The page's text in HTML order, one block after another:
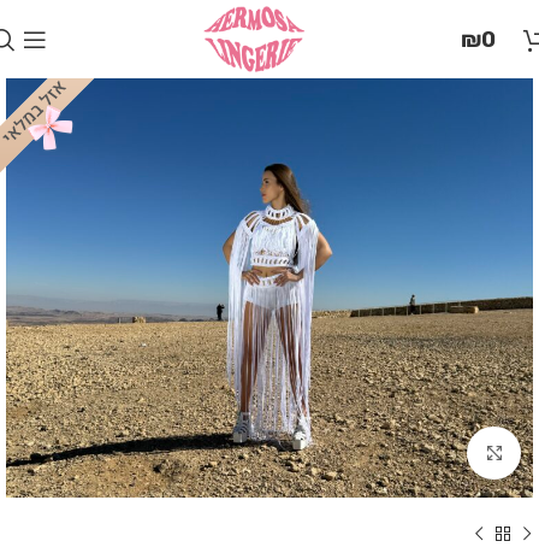
זֶה
לִפְתִיחַת
תַּפְרִיט
הֵנְּגִישׁוּת
לְחַץ
ALT+0
₪0
Click to enlarge